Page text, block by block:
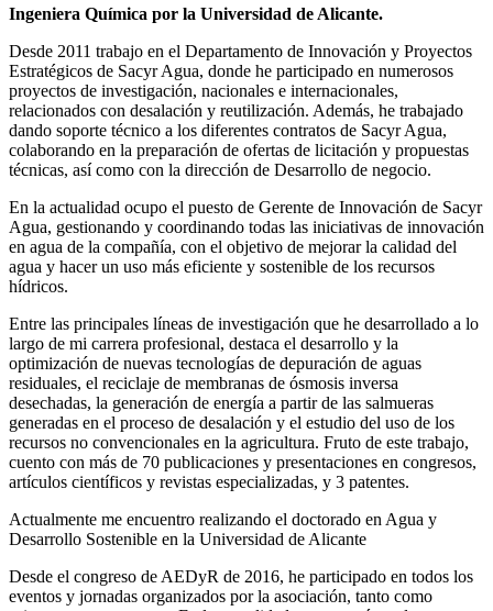
Ingeniera Química por la Universidad de Alicante.
Desde 2011 trabajo en el Departamento de Innovación y Proyectos
Estratégicos de Sacyr Agua, donde he participado en numerosos
proyectos de investigación, nacionales e internacionales,
relacionados con desalación y reutilización. Además, he trabajado
dando soporte técnico a los diferentes contratos de Sacyr Agua,
colaborando en la preparación de ofertas de licitación y propuestas
técnicas, así como con la dirección de Desarrollo de negocio.
En la actualidad ocupo el puesto de Gerente de Innovación de Sacyr
Agua, gestionando y coordinando todas las iniciativas de innovación
en agua de la compañía, con el objetivo de mejorar la calidad del
agua y hacer un uso más eficiente y sostenible de los recursos
hídricos.
Entre las principales líneas de investigación que he desarrollado a lo
largo de mi carrera profesional, destaca el desarrollo y la
optimización de nuevas tecnologías de depuración de aguas
residuales, el reciclaje de membranas de ósmosis inversa
desechadas, la generación de energía a partir de las salmueras
generadas en el proceso de desalación y el estudio del uso de los
recursos no convencionales en la agricultura. Fruto de este trabajo,
cuento con más de 70 publicaciones y presentaciones en congresos,
artículos científicos y revistas especializadas, y 3 patentes.
Actualmente me encuentro realizando el doctorado en Agua y
Desarrollo Sostenible en la Universidad de Alicante
Desde el congreso de AEDyR de 2016, he participado en todos los
eventos y jornadas organizados por la asociación, tanto como